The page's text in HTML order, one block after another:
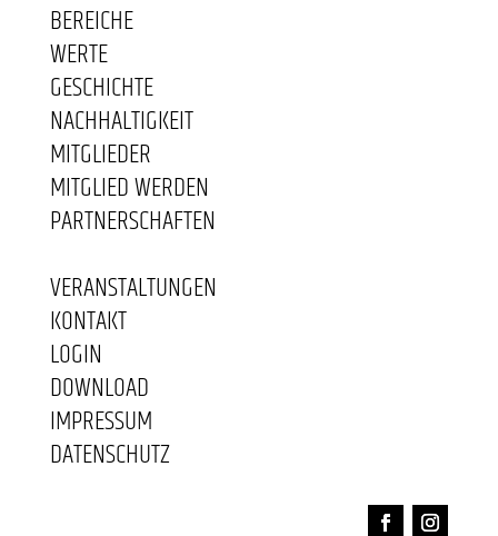
BEREICHE
WERTE
GESCHICHTE
NACHHALTIGKEIT
MITGLIEDER
MITGLIED WERDEN
PARTNERSCHAFTEN
VERANSTALTUNGEN
KONTAKT
LOGIN
DOWNLOAD
IMPRESSUM
DATENSCHUTZ